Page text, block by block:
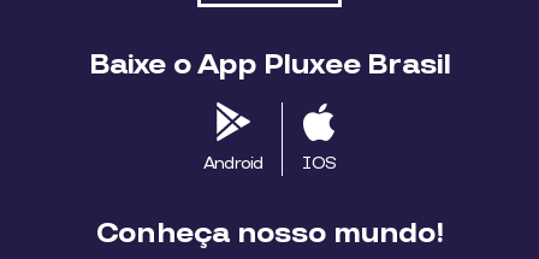
Baixe o App Pluxee Brasil
Android IOS
Conheça nosso mundo!